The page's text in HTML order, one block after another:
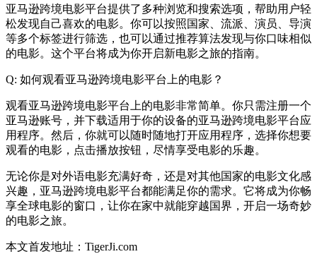
亚马逊跨境电影平台提供了多种浏览和搜索选项，帮助用户轻
松发现自己喜欢的电影。你可以按照国家、流派、演员、导演
等多个标签进行筛选，也可以通过推荐算法发现与你口味相似
的电影。这个平台将成为你开启新电影之旅的指南。
Q: 如何观看亚马逊跨境电影平台上的电影？
观看亚马逊跨境电影平台上的电影非常简单。你只需注册一个
亚马逊账号，并下载适用于你的设备的亚马逊跨境电影平台应
用程序。然后，你就可以随时随地打开应用程序，选择你想要
观看的电影，点击播放按钮，尽情享受电影的乐趣。
无论你是对外语电影充满好奇，还是对其他国家的电影文化感
兴趣，亚马逊跨境电影平台都能满足你的需求。它将成为你畅
享全球电影的窗口，让你在家中就能穿越国界，开启一场奇妙
的电影之旅。
本文首发地址：TigerJi.com